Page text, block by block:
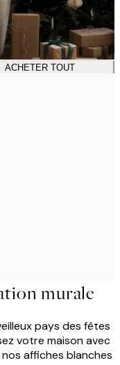
ACHETER TOUT
murale
pays des fêtes
votre maison avec
affiches blanches